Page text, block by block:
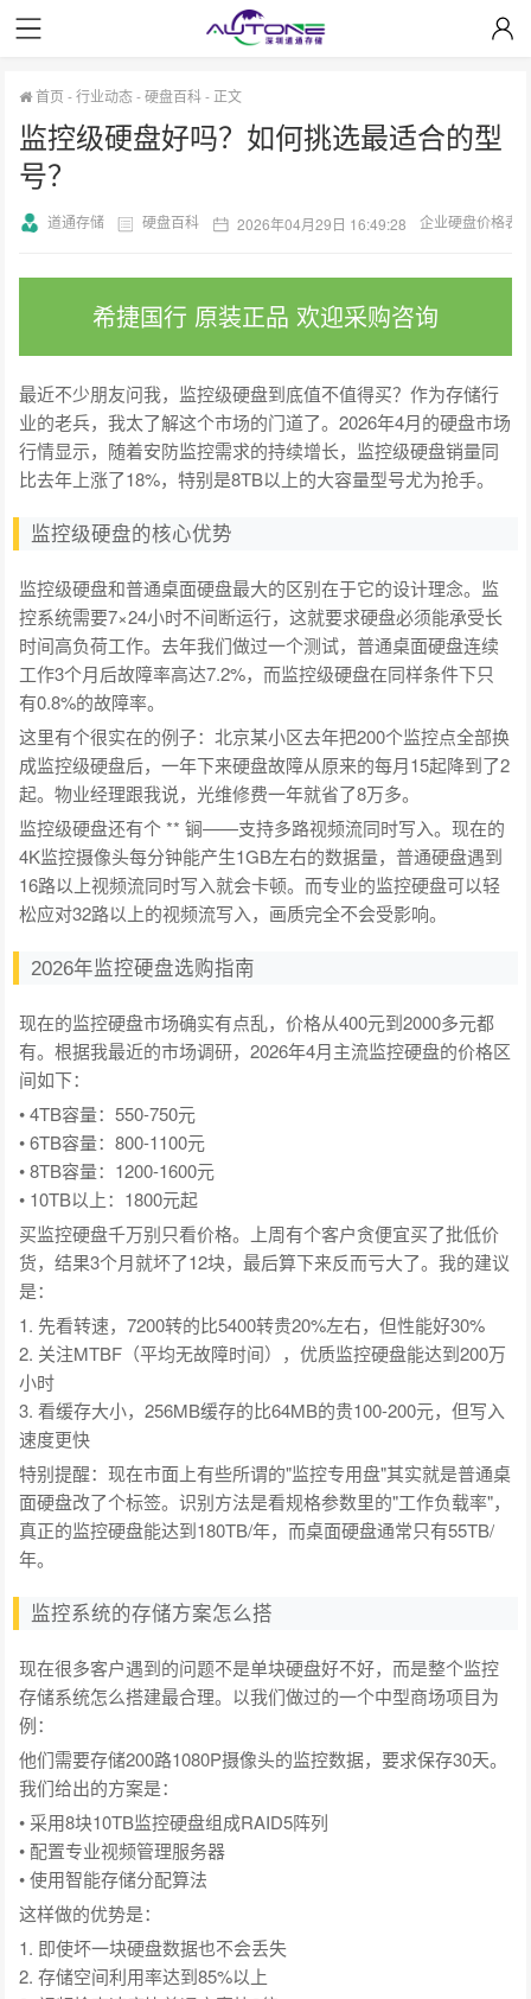
首页 -行业动态-硬盘百科- 正文
监控级硬盘好吗？如何挑选最适合的型
号？
道通存储 硬盘百科 2026年04月29日 16:49:28 企业硬盘价格表
希捷国行 原装正品 欢迎采购咨询
最近不少朋友问我，监控级硬盘到底值不值得买？作为存储行
业的老兵，我太了解这个市场的门道了。2026年4月的硬盘市场
行情显示，随着安防监控需求的持续增长，监控级硬盘销量同
比去年上涨了18%，特别是8TB以上的大容量型号尤为抢手。
监控级硬盘的核心优势
监控级硬盘和普通桌面硬盘最大的区别在于它的设计理念。监
控系统需要7×24小时不间断运行，这就要求硬盘必须能承受长
时间高负荷工作。去年我们做过一个测试，普通桌面硬盘连续
工作3个月后故障率高达7.2%，而监控级硬盘在同样条件下只
有0.8%的故障率。
这里有个很实在的例子：北京某小区去年把200个监控点全部换
成监控级硬盘后，一年下来硬盘故障从原来的每月15起降到了2
起。物业经理跟我说，光维修费一年就省了8万多。
监控级硬盘还有个 ** 锏——支持多路视频流同时写入。现在的
4K监控摄像头每分钟能产生1GB左右的数据量，普通硬盘遇到
16路以上视频流同时写入就会卡顿。而专业的监控硬盘可以轻
松应对32路以上的视频流写入，画质完全不会受影响。
2026年监控硬盘选购指南
现在的监控硬盘市场确实有点乱，价格从400元到2000多元都
有。根据我最近的市场调研，2026年4月主流监控硬盘的价格区
间如下：
• 4TB容量：550-750元
• 6TB容量：800-1100元
• 8TB容量：1200-1600元
• 10TB以上：1800元起
买监控硬盘千万别只看价格。上周有个客户贪便宜买了批低价
货，结果3个月就坏了12块，最后算下来反而亏大了。我的建议
是：
1. 先看转速，7200转的比5400转贵20%左右，但性能好30%
2. 关注MTBF（平均无故障时间），优质监控硬盘能达到200万
小时
3. 看缓存大小，256MB缓存的比64MB的贵100-200元，但写入
速度更快
特别提醒：现在市面上有些所谓的"监控专用盘"其实就是普通桌
面硬盘改了个标签。识别方法是看规格参数里的"工作负载率"，
真正的监控硬盘能达到180TB/年，而桌面硬盘通常只有55TB/
年。
监控系统的存储方案怎么搭
现在很多客户遇到的问题不是单块硬盘好不好，而是整个监控
存储系统怎么搭建最合理。以我们做过的一个中型商场项目为
例：
他们需要存储200路1080P摄像头的监控数据，要求保存30天。
我们给出的方案是：
• 采用8块10TB监控硬盘组成RAID5阵列
• 配置专业视频管理服务器
• 使用智能存储分配算法
这样做的优势是：
1. 即使坏一块硬盘数据也不会丢失
2. 存储空间利用率达到85%以上